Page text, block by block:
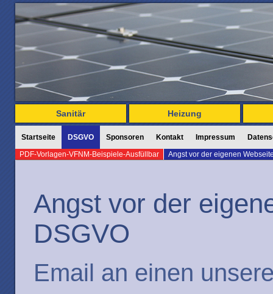
Sanitär Heizung
Startseite DSGVO Sponsoren Kontakt Impressum
PDF-Vorlagen-VFNM-Beispiele-Ausfüllbar
Angst vor der eigenen
Angst vor der
DSGVO
Email an einen